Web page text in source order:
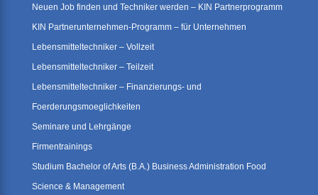
Neuen Job finden und Techniker werden – KIN Partnerprogramm
KIN Partnerunternehmen-Programm – für Unternehmen
Lebensmitteltechniker – Vollzeit
Lebensmitteltechniker – Teilzeit
Lebensmitteltechniker – Finanzierungs- und
Foerderungsmoeglichkeiten
Seminare und Lehrgänge
Firmentrainings
Studium Bachelor of Arts (B.A.) Business Administration Food
Science & Management